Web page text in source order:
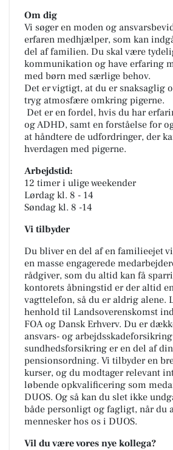
Om dig
Vi søger en moden og
erfaren medhjælper, som kan
del af familien. Du skal være
kommunikation og have erfaring
med børn med særlige behov.
Det er vigtigt, at du er snaksaglig
tryg atmosfære omkring pigerne.
Det er en fordel, hvis du har
og ADHD, samt en forståelse for
at håndtere de udfordringer, der
hverdagen med pigerne.
Arbejdstid:
12 timer i ulige weekender
Lørdag kl. 8 - 14
Søndag kl. 8 -14
Vi tilbyder
Du bliver en del af en familieejet
en masse engagerede
rådgiver, som du altid kan få
kontorets åbningstid er der altid
vagttelefon, så du er aldrig alene.
henhold til Landsoverenskomst
FOA og Dansk Erhverv. Du er
ansvars- og
sundhedsforsikring er en del af din
pensionsordning. Vi tilbyder en
kurser, og du modtager relevant
løbende opkvalificering som
DUOS. Og så kan du slet ikke
både personligt og fagligt, når du
mennesker hos os i DUOS.
Vil du være vores nye kollega?